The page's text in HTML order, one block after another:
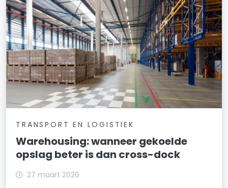
TRANSPORT EN LOGISTIEK
Warehousing: wanneer gekoelde
opslag beter is dan cross-dock
27 maart 2026